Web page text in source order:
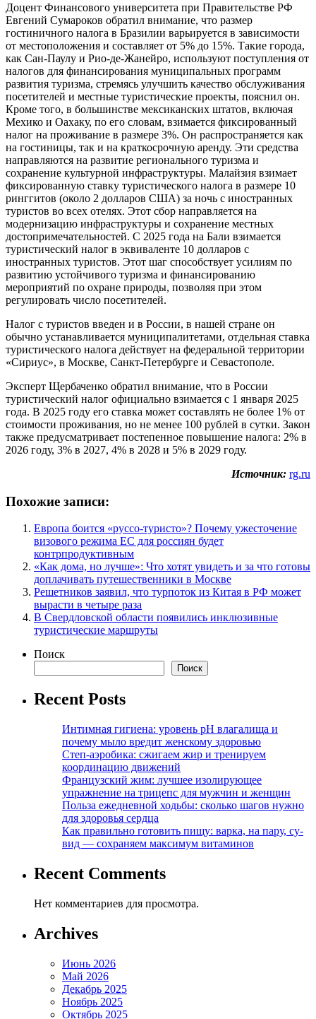
Доцент Финансового университета при Правительстве РФ
Евгений Сумароков обратил внимание, что размер
гостиничного налога в Бразилии варьируется в зависимости
от местоположения и составляет от 5% до 15%. Такие города,
как Сан-Паулу и Рио-де-Жанейро, используют поступления от
налогов для финансирования муниципальных программ
развития туризма, стремясь улучшить качество обслуживания
посетителей и местные туристические проекты, пояснил он.
Кроме того, в большинстве мексиканских штатов, включая
Мехико и Оахаку, по его словам, взимается фиксированный
налог на проживание в размере 3%. Он распространяется как
на гостиницы, так и на краткосрочную аренду. Эти средства
направляются на развитие регионального туризма и
сохранение культурной инфраструктуры. Малайзия взимает
фиксированную ставку туристического налога в размере 10
ринггитов (около 2 долларов США) за ночь с иностранных
туристов во всех отелях. Этот сбор направляется на
модернизацию инфраструктуры и сохранение местных
достопримечательностей. С 2025 года на Бали взимается
туристический налог в эквиваленте 10 долларов с
иностранных туристов. Этот шаг способствует усилиям по
развитию устойчивого туризма и финансированию
мероприятий по охране природы, позволяя при этом
регулировать число посетителей.
Налог с туристов введен и в России, в нашей стране он
обычно устанавливается муниципалитетами, отдельная ставка
туристического налога действует на федеральной территории
«Сириус», в Москве, Санкт-Петербурге и Севастополе.
Эксперт Щербаченко обратил внимание, что в России
туристический налог официально взимается с 1 января 2025
года. В 2025 году его ставка может составлять не более 1% от
стоимости проживания, но не менее 100 рублей в сутки. Закон
также предусматривает постепенное повышение налога: 2% в
2026 году, 3% в 2027, 4% в 2028 и 5% в 2029 году.
Источник: rg.ru
Похожие записи:
Европа боится «руссо-туристо»? Почему ужесточение
визового режима ЕС для россиян будет
контрпродуктивным
«Как дома, но лучше»: Что хотят увидеть и за что готовы
доплачивать путешественники в Москве
Решетников заявил, что турпоток из Китая в РФ может
вырасти в четыре раза
В Свердловской области появились инклюзивные
туристические маршруты
Поиск
Поиск
Recent Posts
Интимная гигиена: уровень pH влагалища и
почему мыло вредит женскому здоровью
Степ-аэробика: сжигаем жир и тренируем
координацию движений
Французский жим: лучшее изолирующее
упражнение на трицепс для мужчин и женщин
Польза ежедневной ходьбы: сколько шагов нужно
для здоровья сердца
Как правильно готовить пищу: варка, на пару, су-
вид — сохраняем максимум витаминов
Recent Comments
Нет комментариев для просмотра.
Archives
Июнь 2026
Май 2026
Декабрь 2025
Ноябрь 2025
Октябрь 2025